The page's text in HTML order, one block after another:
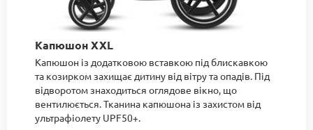
Капюшон XXL
Капюшон із додатковою вставкою під блискавкою
та козирком захищає дитину від вітру та опадів. Під
відворотом знаходиться оглядове вікно, що
вентилюється. Тканина капюшона із захистом від
ультрафіолету UPF50+.